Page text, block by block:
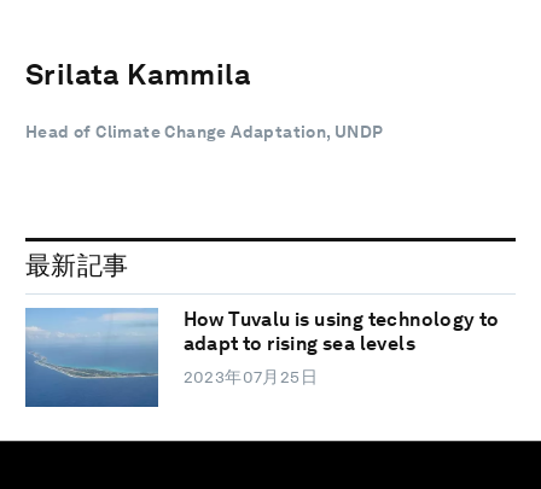
Srilata Kammila
Head of Climate Change Adaptation, UNDP
最新記事
How Tuvalu is using technology to
adapt to rising sea levels
2023年07月25日